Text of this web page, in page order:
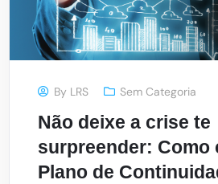
By LRS Sem Categoria
Não deixe a crise te
surpreender: Como
Plano de